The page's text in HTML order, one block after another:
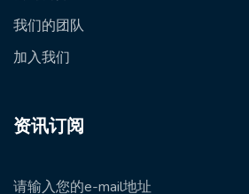
我们的团队
加入我们
资讯订阅
请输入您的e-mail地址